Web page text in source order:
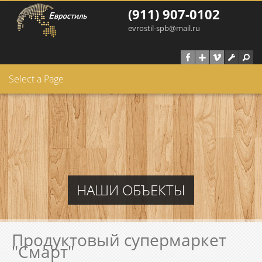
Перейти к основному содержанию(911) 907-0102
evrostil-spb@mail.ru
Select a Page
НАШИ ОБЪЕКТЫ
Продуктовый супермаркет
"Смарт"